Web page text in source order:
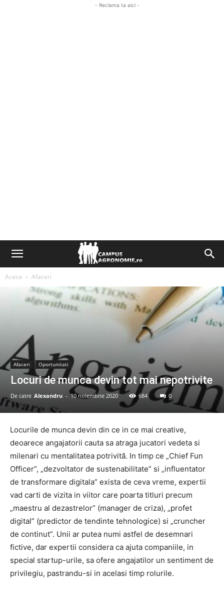
- Reclama ta aici -
Acasa Afaceri
Afaceri Oportunitati
Locuri de munca devin tot mai nepotrivite
De catre Alexandru - 10 noiembrie 2020 684 0
Locurile de munca devin din ce in ce mai creative,
deoarece angajatorii cauta sa atraga jucatori vedeta si
milenari cu mentalitatea potrivită. In timp ce „Chief Fun
Officer”, „dezvoltator de sustenabilitate” si „influentator
de transformare digitala” exista de ceva vreme, expertii
vad carti de vizita in viitor care poarta titluri precum
„maestru al dezastrelor” (manager de criza), „profet
digital” (predictor de tendinte tehnologice) si „cruncher
de continut”. Unii ar putea numi astfel de desemnari
fictive, dar expertii considera ca ajuta companiile, in
special startup-urile, sa ofere angajatilor un sentiment de
privilegiu, pastrandu-si in acelasi timp rolurile.